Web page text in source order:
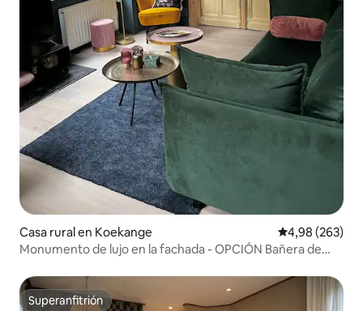
Casa rural en Koekange Calificación
4,98 (263)
Monumento de lujo en la fachada - OPCIÓN Bañera de
Superanfitrión
Superanfitrión